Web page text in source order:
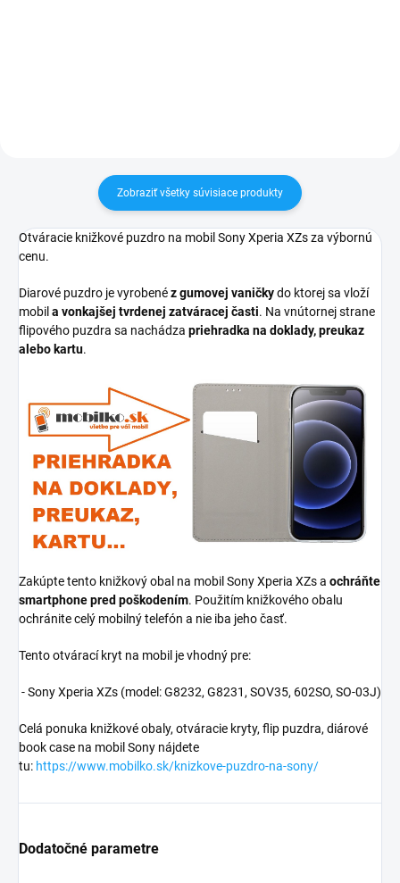
Zobraziť všetky súvisiace produkty
Otváracie knižkové puzdro na mobil Sony Xperia XZs za výbornú
cenu.
Diarové puzdro je vyrobenéz gumovej vaničkydo ktorej sa vloží
mobil a vonkajšej tvrdenej zatváracej časti. Na vnútornej strane
flipového puzdra sa nachádza priehradka na doklady, preukaz
alebo kartu.
Zakúpte tento knižkový obal na mobil Sony Xperia XZs a ochráňte
smartphone pred poškodením. Použitím knižkového obalu
ochránite celý mobilný telefón a nie iba jeho časť.
Tento otvárací kryt na mobil je vhodný pre:
- Sony Xperia XZs (model:G8232, G8231, SOV35, 602SO, SO-03J)
Celá ponuka knižkové obaly, otváracie kryty, flip puzdra, diárové
book case na mobil Sony nájdete
tu: https://www.mobilko.sk/knizkove-puzdro-na-sony/
Dodatočné parametre